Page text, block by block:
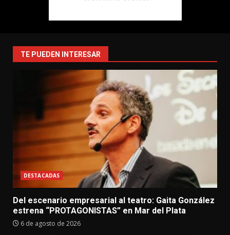
TE PUEDEN INTERESAR
DESTACADAS
Del escenario empresarial al teatro: Gaita González
estrena “PROTAGONISTAS” en Mar del Plata
6 de agosto de 2026